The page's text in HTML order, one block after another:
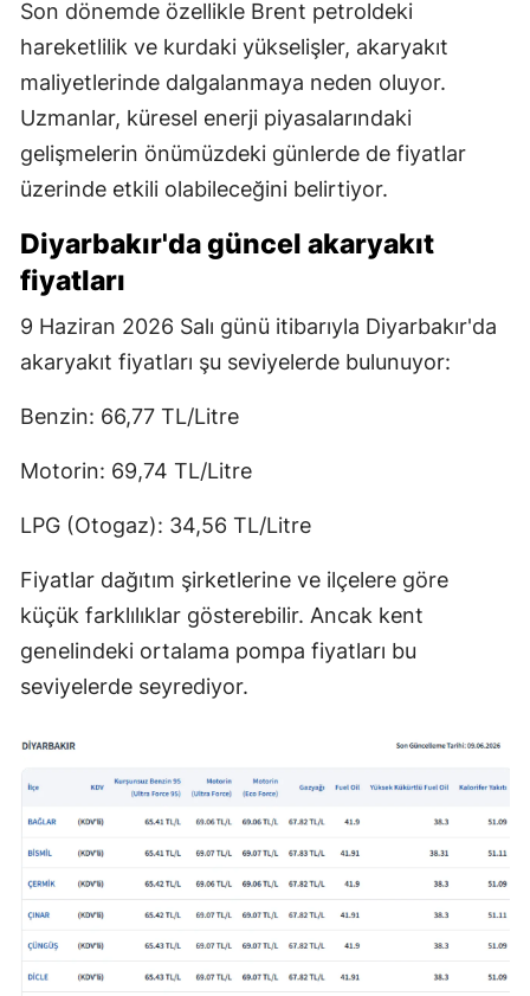
Son dönemde özellikle Brent petroldeki
hareketlilik ve kurdaki yükselişler, akaryakıt
maliyetlerinde dalgalanmaya neden oluyor.
Uzmanlar, küresel enerji piyasalarındaki
gelişmelerin önümüzdeki günlerde de fiyatlar
üzerinde etkili olabileceğini belirtiyor.
Diyarbakır'da güncel akaryakıt
fiyatları
9 Haziran 2026 Salı günü itibarıyla Diyarbakır'da
akaryakıt fiyatları şu seviyelerde bulunuyor:
Benzin: 66,77 TL/Litre
Motorin: 69,74 TL/Litre
LPG (Otogaz): 34,56 TL/Litre
Fiyatlar dağıtım şirketlerine ve ilçelere göre
küçük farklılıklar gösterebilir. Ancak kent
genelindeki ortalama pompa fiyatları bu
seviyelerde seyrediyor.